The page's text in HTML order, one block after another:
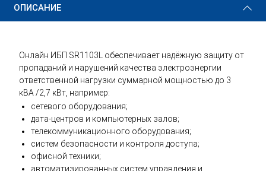
ОПИСАНИЕ
Онлайн ИБП SR1103L обеспечивает надёжную защиту от
пропаданий и нарушений качества электроэнергии
ответственной нагрузки суммарной мощностью до 3
кВА /2,7 кВт, например:
сетевого оборудования;
дата-центров и компьютерных залов;
телекоммуникационного оборудования;
систем безопасности и контроля доступа;
офисной техники;
автоматизированных систем управления и